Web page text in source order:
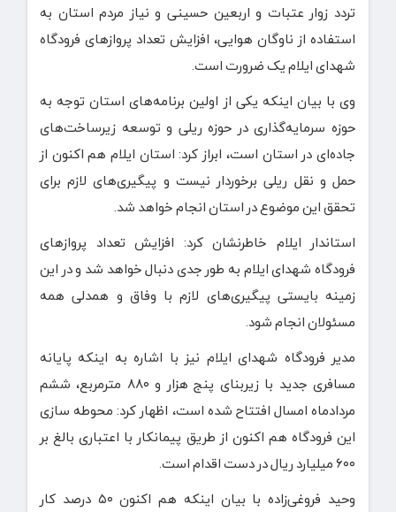
تردد زوار عتبات و اربعین حسینی و نیاز مردم استان به
استفاده از ناوگان هوایی، افزایش تعداد پروازهای فرودگاه
شهدای ایلام یک ضرورت است.
وی با بیان اینکه یکی از اولین برنامه‌های استان توجه به
حوزه سرمایه‌گذاری در حوزه ریلی و توسعه زیرساخت‌های
جاده‌ای در استان است، ابراز کرد: استان ایلام هم اکنون از
حمل و نقل ریلی برخوردار نیست و پیگیری‌های لازم برای
تحقق این موضوع در استان انجام خواهد شد.
استاندار ایلام خاطرنشان کرد: افزایش تعداد پروازهای
فرودگاه شهدای ایلام به طور جدی دنبال خواهد شد و در این
زمینه بایستی پیگیری‌های لازم با وفاق و همدلی همه
مسئولان انجام شود.
مدیر فرودگاه شهدای ایلام نیز با اشاره به اینکه پایانه
مسافری جدید با زیربنای پنج هزار و ۸۸۰ مترمربع، ششم
مردادماه امسال افتتاح شده است، اظهار کرد: محوطه سازی
این فرودگاه هم اکنون از طریق پیمانکار با اعتباری بالغ بر
۶۰۰ میلیارد ریال در دست اقدام است.
وحید فروغی‌زاده با بیان اینکه هم اکنون ۵۰ درصد کار